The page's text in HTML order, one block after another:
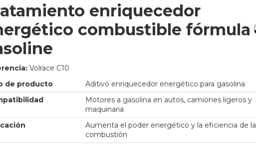
enriquecedor
combustible fórmula
Volrace C10
de producto
Aditivo enriquecedor energético para gasolina
Motores a gasolina en autos, camiones ligeros y
maquinaria
Aumenta el poder energético y la eficiencia de la
combustión